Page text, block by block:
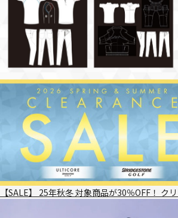
【SALE】 25年秋冬 対象商品が30％OFF！ ク